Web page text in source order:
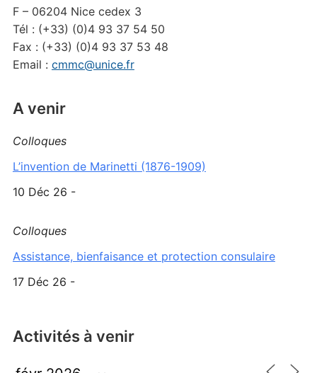
F – 06204 Nice cedex 3
Tél : (+33) (0)4 93 37 54 50
Fax : (+33) (0)4 93 37 53 48
Email : cmmc@unice.fr
A venir
Colloques
L’invention de Marinetti (1876-1909)
10 Déc 26 -
Colloques
Assistance, bienfaisance et protection consulaire
17 Déc 26 -
Activités à venir